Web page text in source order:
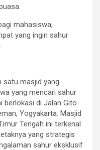
mahasiswa,
yang ingin sahur
satu masjid yang
yang mencari sahur
berlokasi di Jalan Gito
Yogyakarta. Masjid
Tengah ini terkenal
yang strategis
sahur eksklusif